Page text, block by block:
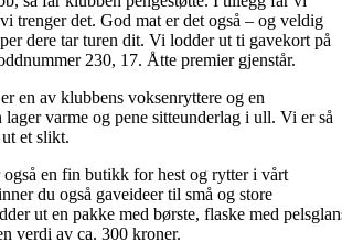
trenger det. God mat er det også – og veldig
dere tar turen dit. Vi lodder ut ti gavekort på
230, 17. Åtte premier gjenstår.
en av klubbens voksenryttere og en
varme og pene sitteunderlag i ull. Vi er så
et slikt.
også en fin butikk for hest og rytter i vårt
du også gaveideer til små og store
ut en pakke med børste, flaske med
verdi av ca. 300 kroner.